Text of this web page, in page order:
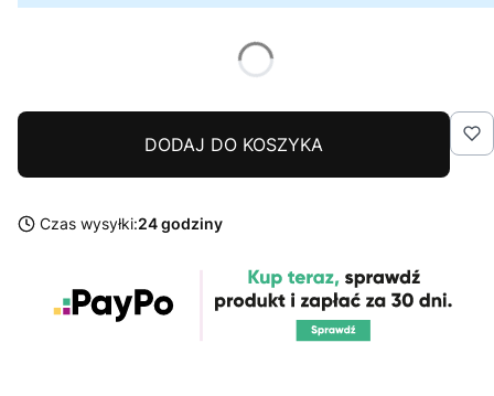
DODAJ DO KOSZYKA
Czas wysyłki:24 godziny